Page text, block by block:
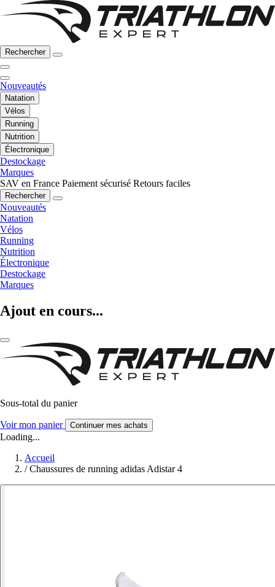
Rechercher
Nouveautés
Natation
Vélos
Running
Nutrition
Électronique
Destockage
Marques
SAV en France Paiement sécurisé Retours faciles
Rechercher
Nouveautés
Natation
Vélos
Running
Nutrition
Électronique
Destockage
Marques
Ajout en cours...
Sous-total du panier
Voir mon panier Continuer mes achats
Loading...
Accueil
/ Chaussures de running adidas Adistar 4